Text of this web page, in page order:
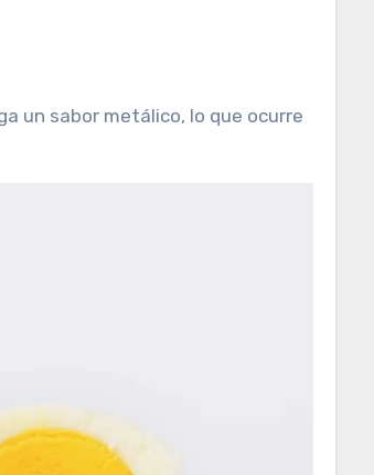
un sabor metálico, lo que ocurre